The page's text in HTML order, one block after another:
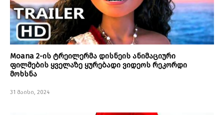
Moana 2-ის ტრეილერმა დისნეის ანიმაციური
ფილმების ყველაზე ყურებადი ვიდეოს რეკორდი
მოხსნა
31 მაისი, 2024